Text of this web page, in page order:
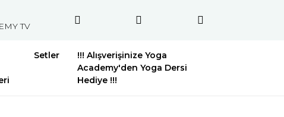
TV
Setler
!!! Alışverişinize Yoga
Academy'den Yoga Dersi
Hediye !!!